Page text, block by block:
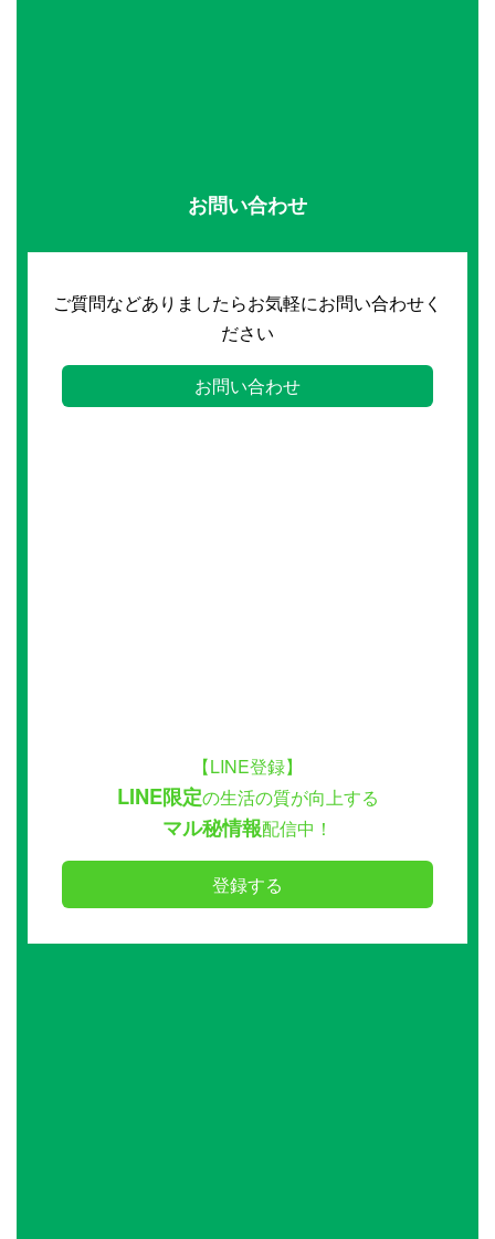
お問い合わせ
ご質問などありましたらお気軽にお問い合わせく
ださい
お問い合わせ
【LINE登録】
LINE限定の生活の質が向上する
マル秘情報配信中！
登録する